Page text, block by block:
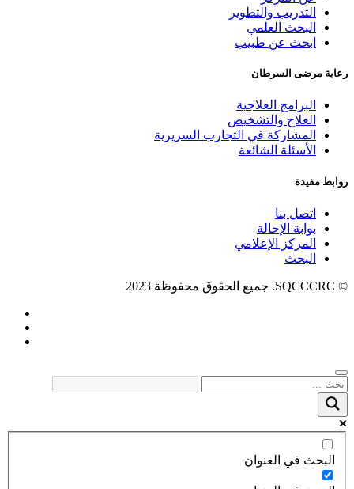
التدريب والتطوير
البحث العلمي
ابحث عن طبيب
رعاية مرضى السرطان
البرامج العلاجية
العلاج والتشخيص
المشاركة في التجارب السريرية
الأسئلة الشائعة
روابط مفيدة
اتصل بنا
بوابة الإحالة
المركز الإعلامي
البحث
© SQCCCRC. جميع الحقوق محفوظة 2023
البحث في العنوان